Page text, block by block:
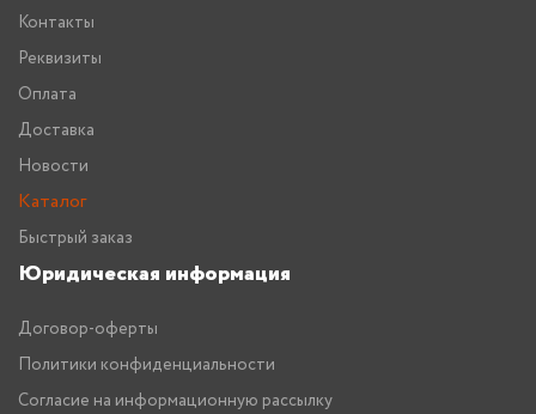
Контакты
Реквизиты
Оплата
Доставка
Новости
Каталог
Быстрый заказ
Юридическая информация
Договор-оферты
Политики конфиденциальности
Согласие на информационную рассылку